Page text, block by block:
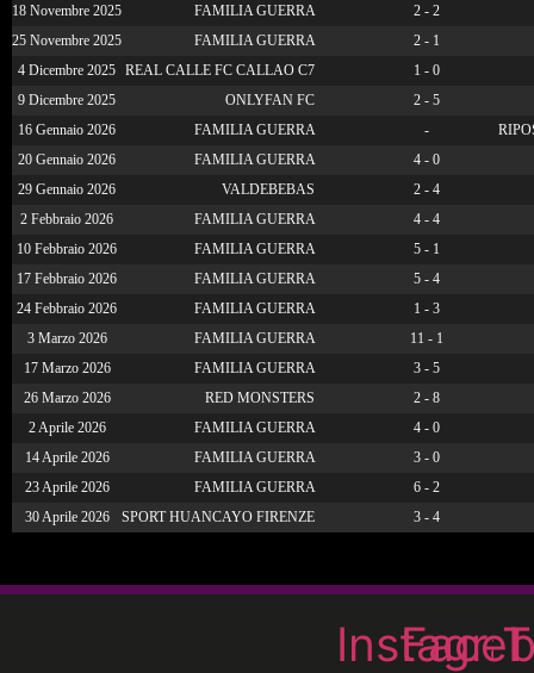
18 Novembre 2025
FAMILIA GUERRA
2 - 2
25 Novembre 2025
FAMILIA GUERRA
2 - 1
4 Dicembre 2025 REAL CALLE FC CALLAO C7
1 - 0
9 Dicembre 2025
ONLYFAN FC
2 - 5
16 Gennaio 2026
FAMILIA GUERRA -
20 Gennaio 2026
FAMILIA GUERRA
4 - 0
29 Gennaio 2026
VALDEBEBAS
2 - 4
2 Febbraio 2026
FAMILIA GUERRA
4 - 4
10 Febbraio 2026
FAMILIA GUERRA
5 - 1
17 Febbraio 2026
FAMILIA GUERRA
5 - 4
24 Febbraio 2026
FAMILIA GUERRA
1 - 3
3 Marzo 2026
FAMILIA GUERRA
11 - 1
17 Marzo 2026
FAMILIA GUERRA
3 - 5
26 Marzo 2026
RED MONSTERS
2 - 8
2 Aprile 2026
FAMILIA GUERRA
4 - 0
14 Aprile 2026
FAMILIA GUERRA
3 - 0
23 Aprile 2026
FAMILIA GUERRA
6 - 2
30 Aprile 2026
SPORT HUANCAYO FIRENZE 3 - 4